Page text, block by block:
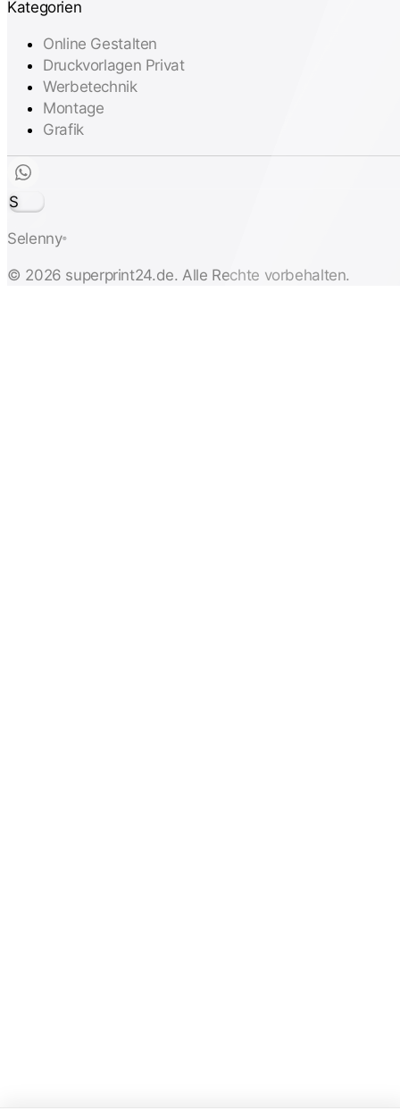
Kategorien
Online Gestalten
Druckvorlagen Privat
Werbetechnik
Montage
Grafik
S
Selenny®
© 2026 superprint24.de. Alle Rechte vorbehalten.